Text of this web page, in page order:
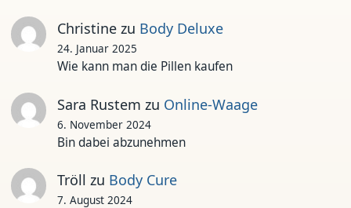
Christinezu Body Deluxe
24. Januar 2025
Wie kann man die Pillen kaufen
Sara Rustem zu Online-Waage
6. November 2024
Bin dabei abzunehmen
Tröll zu Body Cure
7. August 2024